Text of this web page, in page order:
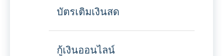
บัตรเติมเงินสด
กู้เงินออนไลน์